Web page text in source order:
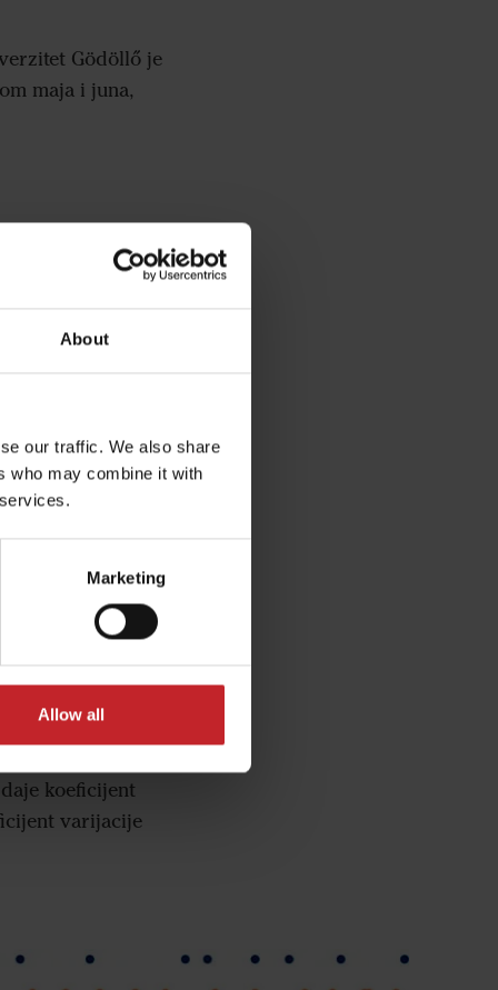
About
our traffic. We also share
who may combine it with
Marketing
Allow all
Gödöllő je
maja i juna,
za razmak
setveu polju
koeficijent
varijacije